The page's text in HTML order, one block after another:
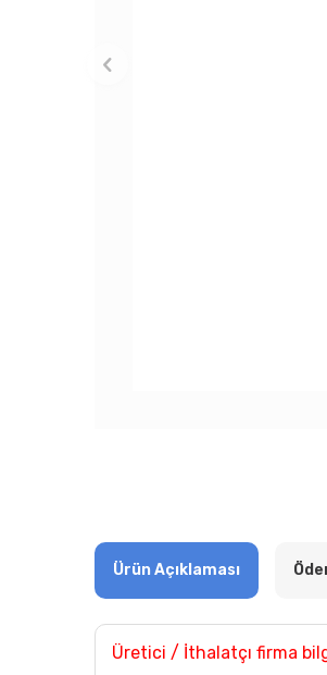
Ürün Açıklaması
Üretici / İthalatçı firma